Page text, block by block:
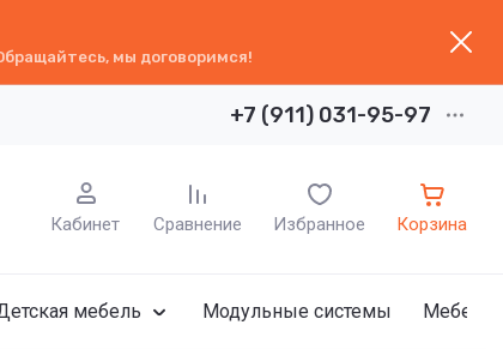
мы договоримся!
+7 (911) 031-95-97
Кабинет Сравнение Избранное Корзина
мебель Модульные системы Мебель